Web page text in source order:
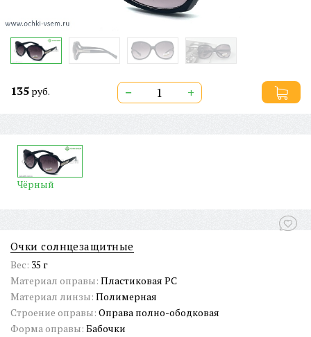
135 руб. − +
Чёрный
Очки солнцезащитные
Вес: 35 г
Материал оправы: Пластиковая PC
Материал линзы: Полимерная
Строение оправы: Оправа полно-ободковая
Форма оправы: Бабочки